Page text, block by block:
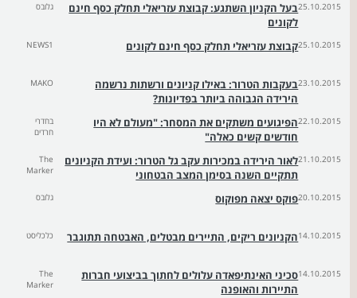
25.10.2015בעל הקניון השתגע: קבוצת עזריאלי תחלק כסף חינם
לקונים
גלובס
25.10.2015קבוצת עזריאלי תחלק כסף חינם לקונים NEWS1
23.10.2015בעקבות הטרור: באילו קניונים ורשתות נרשמה
הירידה הגבוהה ביותר בפדיונות?
MAKO
22.10.2015הפיגועים משתקים את המסחר: "מעולם לא היו
חודשים קשים כאלה"
בחדרי
חרדים
21.10.2015לאור הירידה במכירות עקב גל הטרור: ועידת הקניונים
תתקיים השנה בסימן המצב הבטחוני
The
Marker
20.10.2015פוקס יצאה מפוקוס גלובס
14.10.2015הקניונים ריקים, התיירים מבטלים, האבטחה תתוגבר כלכליסט
14.10.2015סכיני האינתיפאדה עלולים לחתוך בביצועי חברות
התיירות והאופנה
The
Marker